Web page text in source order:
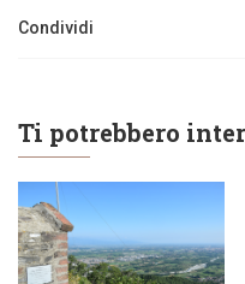
Condividi
Ti potrebbero